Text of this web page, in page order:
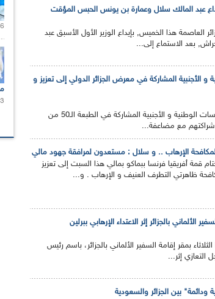
عبد المالك سلال وعمارة بن يونس الحبس المؤقت
العاصمة هذا الخميس, بإيداع الوزير الأول الأسبق عبد
بعد الاستماع إلى...
و الأجنبية المشاركة في معرض الجزائر الدولي إلى تعزيز و
دعا الوزير الأول عبد المالك سلال المؤسسات الوطنية و الأجنبية المشاركة في الطبعة الـ50 من
شراكتهم مع مضاعفة...
لمكافحة الإرهاب .. و سلال : مستعدون لمرافقة جهود مالي
قمة أفريقيا فرنسا ببماكو بمالي هذا السبت إلى تعزيز
ظاهرتي التطرف العنيف و الإرهاب . و...
بالجزائر إثر الاعتداء الإرهابي ببرلين
بمقر إقامة السفير الألماني بالجزائر، باسم رئيس
التعازي إثر...
بين الجزائر والسعودية
06
03